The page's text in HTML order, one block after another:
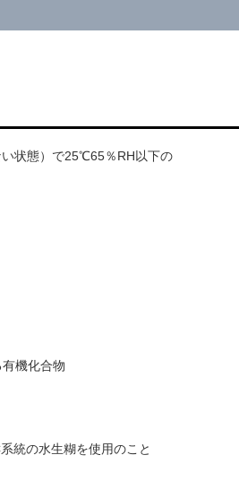
状態）で25℃65％RH以下の
機化合物
統の水生糊を使用のこと